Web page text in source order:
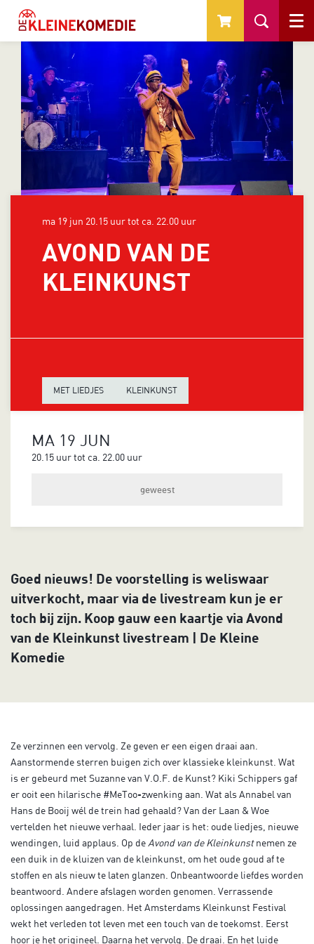
Menu
AVOND VAN DE
KLEINKUNST
ma 19 jun 20.15 uur tot ca. 22.00 uur
MET LIEDJES KLEINKUNST
MA 19 JUN
20.15 uurtot ca. 22.00 uur
geweest
Goed nieuws! De voorstelling is weliswaar
uitverkocht, maar via de livestream kun je er
toch bij zijn. Koop gauw een kaartje via Avond
van de Kleinkunst livestream | De Kleine
Komedie
Ze verzinnen een vervolg. Ze geven er een eigen draai aan.
Aanstormende sterren buigen zich over klassieke kleinkunst. Wat
is er gebeurd met Suzanne van V.O.F. de Kunst? Kiki Schippers gaf
er ooit een hilarische #MeToo-zwenking aan. Wat als Annabel van
Hans de Booij wél de trein had gehaald? Van der Laan & Woe
vertelden het nieuwe verhaal. Ieder jaar is het: oude liedjes, nieuwe
wendingen, luid applaus. Op de Avond van de Kleinkunstnemen ze
een duik in de kluizen van de kleinkunst, om het oude goud af te
stoffen en als nieuw te laten glanzen. Onbeantwoorde liefdes worden
beantwoord. Andere afslagen worden genomen. Verrassende
oplossingen aangedragen. Het Amsterdams Kleinkunst Festival
wekt het verleden tot leven met een touch van de toekomst. Eerst
hoor je het origineel. Daarna het vervolg. De draai. En het luide